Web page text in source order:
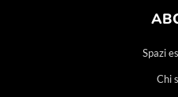
Spazi
Chi